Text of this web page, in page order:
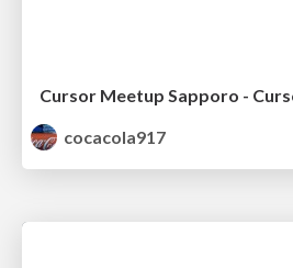
Cursor Meetup Sapporo -
cocacola917